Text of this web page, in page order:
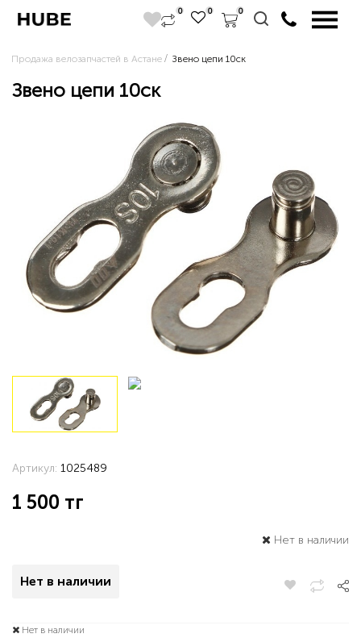
0 0 0
Продажа велозапчастей в Астане Звено цепи 10ск
Звено цепи 10ск
Артикул: 1025489
1 500 тг
Нет в наличии
Нет в наличии
Нет в наличии